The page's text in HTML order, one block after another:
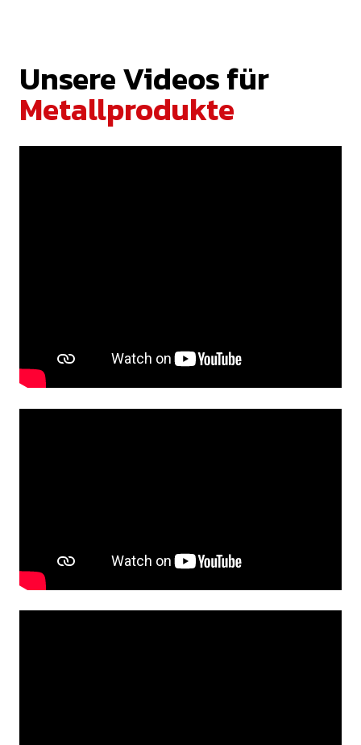
Unsere Videos für
Metallprodukte